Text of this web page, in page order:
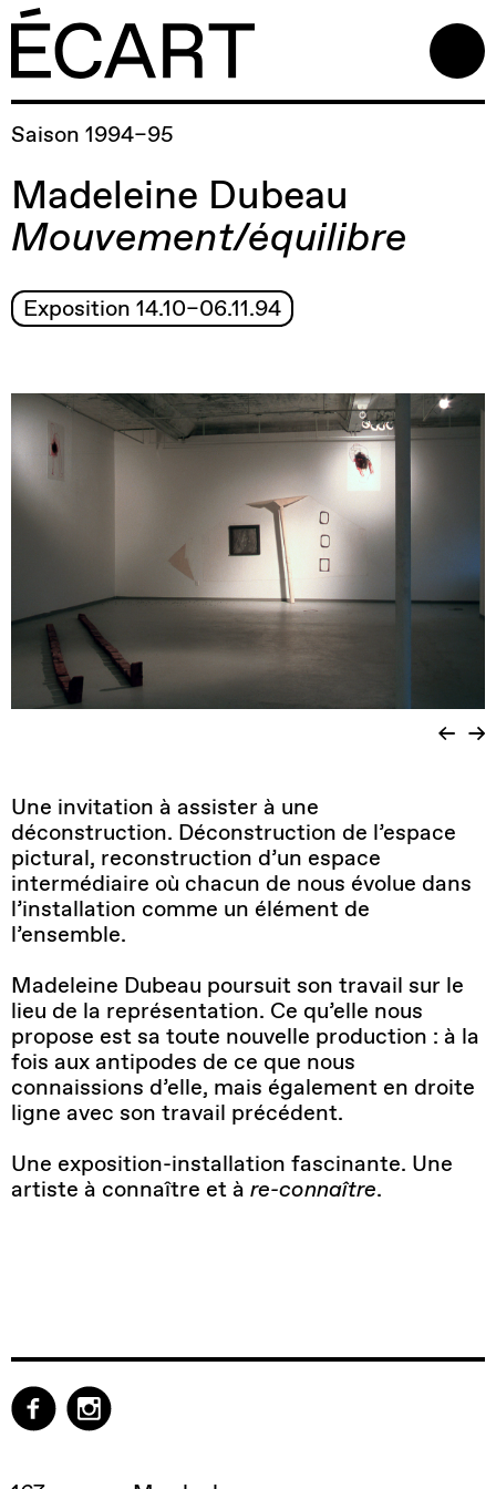
Saison 1994–95
Madeleine Dubeau
Mouvement/équilibre
Exposition 14.10–06.11.94
Une invitation à assister à une
déconstruction. Déconstruction de l’espace
pictural, reconstruction d’un espace
intermédiaire où chacun de nous évolue dans
l’installation comme un élément de
l’ensemble.
Madeleine Dubeau poursuit son travail sur le
lieu de la représentation. Ce qu’elle nous
propose est sa toute nouvelle production : à la
fois aux antipodes de ce que nous
connaissions d’elle, mais également en droite
ligne avec son travail précédent.
Une exposition-installation fascinante. Une
artiste à connaître et à re-connaître.